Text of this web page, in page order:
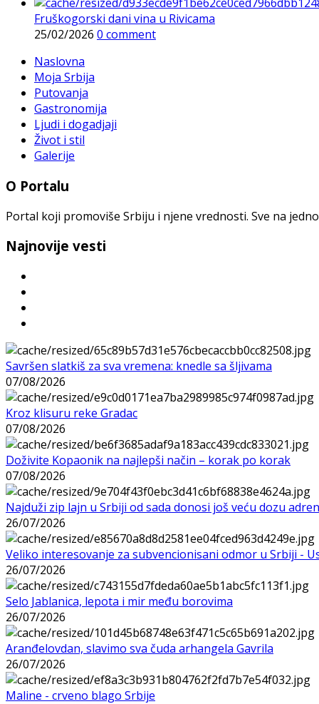
Fruškogorski dani vina u Rivicama
25/02/2026 0 comment
Naslovna
Moja Srbija
Putovanja
Gastronomija
Ljudi i dogadjaji
Život i stil
Galerije
O Portalu
Portal koji promoviše Srbiju i njene vrednosti. Sve na
Najnovije vesti
Savršen slatkiš za sva vremena: knedle sa šljivama
07/08/2026
Kroz klisuru reke Gradac
07/08/2026
Doživite Kopaonik na najlepši način – korak po korak
07/08/2026
Najduži zip lajn u Srbiji od sada donosi još veću dozu
26/07/2026
Veliko interesovanje za subvencionisani odmor u Srbiji -
26/07/2026
Selo Jablanica, lepota i mir među borovima
26/07/2026
Aranđelovdan, slavimo sva čuda arhangela Gavrila
26/07/2026
Maline - crveno blago Srbije